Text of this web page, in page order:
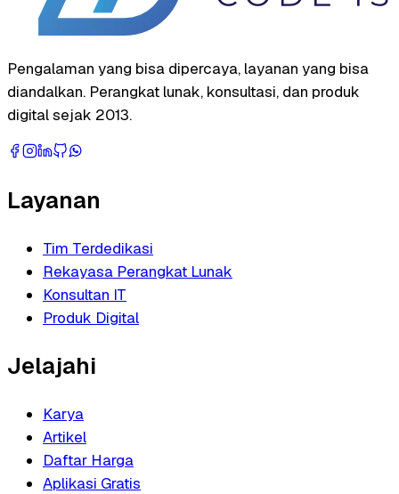
Pengalaman yang bisa dipercaya, layanan yang bisa
diandalkan. Perangkat lunak, konsultasi, dan produk
digital sejak 2013.
Layanan
Tim Terdedikasi
Rekayasa Perangkat Lunak
Konsultan IT
Produk Digital
Jelajahi
Karya
Artikel
Daftar Harga
Aplikasi Gratis